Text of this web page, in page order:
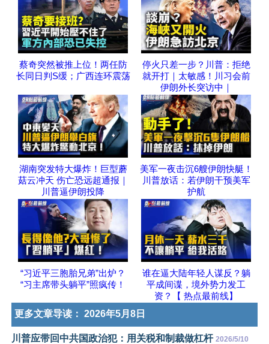
蔡奇突然被推上位！两任防
长同日判S缓；广西连环震荡
停火只差一步？川普：拒绝
就开打｜太敏感！川习会前
伊朗外长突访中｜
湖南突发特大爆炸！巨型蘑
菇云冲天 伤亡恐远超通报｜
川普逼伊朗投降
美军一夜击沉6艘伊朗快艇！
川普放话：若伊朗干预美军
护航
“习近平三胞胎兄弟”出炉？
“习主席带头躺平”照疯传！
谁在逼大陆年轻人谋反？躺
平成间谍，境外势力发工
资？【 热点最前线】
更多文章导读： 2026年5月8日
川普应带回中共国政治犯：用关税和制裁做杠杆 2026/5/10